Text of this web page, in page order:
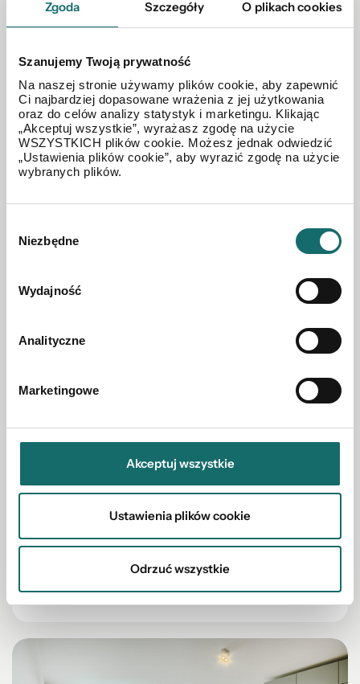
Zgoda Szczegóły O plikach cookies
Szanujemy Twoją prywatność
Na naszej stronie używamy plików cookie, aby zapewnić
Ci najbardziej dopasowane wrażenia z jej użytkowania
oraz do celów analizy statystyk i marketingu. Klikając
„Akceptuj wszystkie”, wyrażasz zgodę na użycie
WSZYSTKICH plików cookie. Możesz jednak odwiedzić
„Ustawienia plików cookie”, aby wyrazić zgodę na użycie
wybranych plików.
zgody
Niezbędne
Wydajność
Analityczne
Marketingowe
Akceptuj wszystkie
Ustawienia plików cookie
Odrzuć wszystkie
MIESZKANIE NA SPRZEDAŻ
Dwupokojowe mieszkanie w centrum Kartuz
Kartuzy Parkowa
MIESZKANIE NA SPRZEDAŻ
Mieszkanie – Gdańsk, Siedlce, Jacka
Malczewskiego
Siedlce | Jacka Malczewskiego | 48.6 m² | piętro 1/2
559 000 PLN